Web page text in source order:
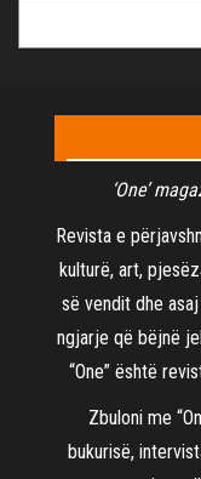
‘One’
Revista e
kulturë, art,
së vendit dhe
ngjarje që bëjnë
“One” është
Zbuloni me
bukurisë,